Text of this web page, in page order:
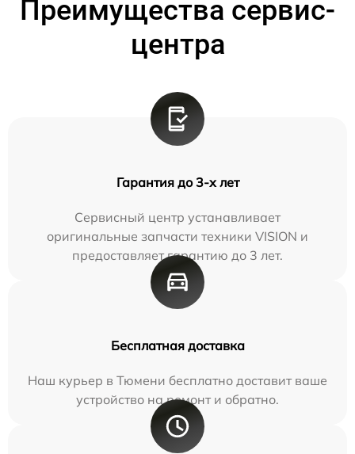
Преимущества сервис-
центра
Гарантия до 3-х лет
Сервисный центр устанавливает
оригинальные запчасти техники VISION и
предоставляет гарантию до 3 лет.
Бесплатная доставка
Наш курьер в Тюмени бесплатно доставит ваше
устройство на ремонт и обратно.